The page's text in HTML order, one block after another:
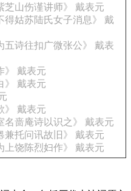
芝山伤谨讲师》 戴表元
得姑苏陆氏女子消息》 戴
五诗往扣广微张公》 戴表
》 戴表元
》 戴表元
》 戴表元
名啬庵诗以识之》 戴表元
兼托问讯故旧》 戴表元
上饶陈烈妇作》 戴表元